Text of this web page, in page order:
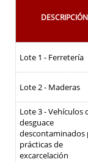
DESCRIPCIÓN
Lote 1 - Ferretería
Lote 2 - Maderas
Lote 3 - Vehículos
desguace
descontaminados
prácticas de
excarcelación